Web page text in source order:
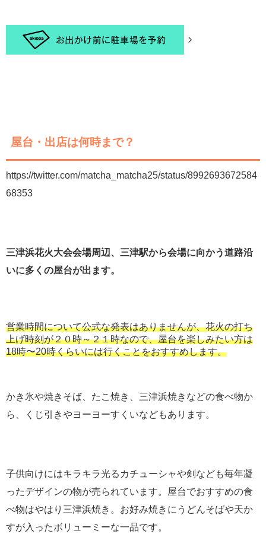
屋台・出店は何時まで？
https://twitter.com/matcha_matcha25/status/8992693672584
68353
三津浜花火大会会場周辺、三津駅から会場に向かう道路沿
いに多くの屋台が出ます。
営業時間について公式な発表はありませんが、花火の打ち
上げ時刻が２０時～２１時なので、屋台を楽しみたい方は
18時〜20時くらいには行くことをおすすめします。
かき氷や焼きそば、たこ焼き、三津浜焼きなどの食べ物か
ら、くじ引きやヨーヨーすくいなどもあります。
子供向けにはキラキラ光るカチューシャや剣なども毎年凝
ったデザインの物が売られています。屋台でおすすめの食
べ物はやはり三津浜焼き。お好み焼きにうどんそばや天か
すが入ったボリューミーな一品です。